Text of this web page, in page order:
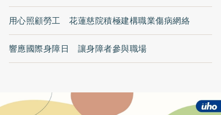
用心照顧勞工 花蓮慈院積極建構職業傷病網絡
響應國際身障日 讓身障者參與職場